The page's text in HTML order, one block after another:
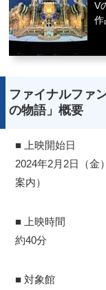
V
作
ファイナルファ
の物語」概要
■ 上映開始日
2024年2月2日（金
案内）
■ 上映時間
約40分
■ 対象館